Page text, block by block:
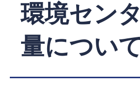
環境セン
量につい